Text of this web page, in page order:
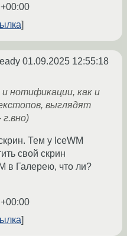
01.09.2025 12:55:18
нотификации, как и
выглядят
г.вно)
Тем у IceWM
свой скрин
в Галерею, что ли?